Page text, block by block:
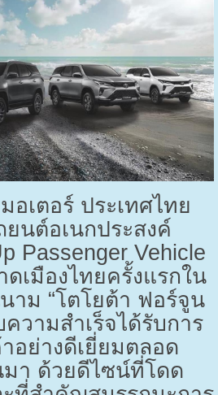
อเตอร์ ประเทศไทย
นต์อเนกประสงค์
Passenger Vehicle
ดเมืองไทยครั้งแรกใน
าม “โตโยต้า ฟอร์จูน
ความสำเร็จได้รับการ
อย่างดีเยี่ยมตลอด
มา ด้วยดีไซน์ที่โดด